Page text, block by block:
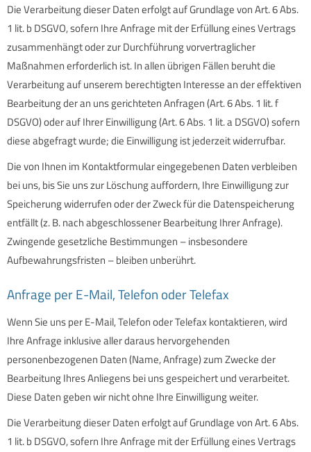
Die Verarbeitung dieser Daten erfolgt auf Grundlage von Art. 6 Abs.
1 lit. b DSGVO, sofern Ihre Anfrage mit der Erfüllung eines Vertrags
zusammenhängt oder zur Durchführung vorvertraglicher
Maßnahmen erforderlich ist. In allen übrigen Fällen beruht die
Verarbeitung auf unserem berechtigten Interesse an der effektiven
Bearbeitung der an uns gerichteten Anfragen (Art. 6 Abs. 1 lit. f
DSGVO) oder auf Ihrer Einwilligung (Art. 6 Abs. 1 lit. a DSGVO) sofern
diese abgefragt wurde; die Einwilligung ist jederzeit widerrufbar.
Die von Ihnen im Kontaktformular eingegebenen Daten verbleiben
bei uns, bis Sie uns zur Löschung auffordern, Ihre Einwilligung zur
Speicherung widerrufen oder der Zweck für die Datenspeicherung
entfällt (z. B. nach abgeschlossener Bearbeitung Ihrer Anfrage).
Zwingende gesetzliche Bestimmungen – insbesondere
Aufbewahrungsfristen – bleiben unberührt.
Anfrage per E-Mail, Telefon oder Telefax
Wenn Sie uns per E-Mail, Telefon oder Telefax kontaktieren, wird
Ihre Anfrage inklusive aller daraus hervorgehenden
personenbezogenen Daten (Name, Anfrage) zum Zwecke der
Bearbeitung Ihres Anliegens bei uns gespeichert und verarbeitet.
Diese Daten geben wir nicht ohne Ihre Einwilligung weiter.
Die Verarbeitung dieser Daten erfolgt auf Grundlage von Art. 6 Abs.
1 lit. b DSGVO, sofern Ihre Anfrage mit der Erfüllung eines Vertrags